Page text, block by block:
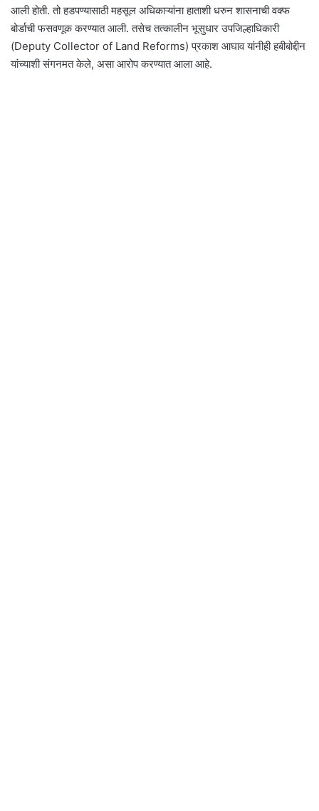
आली होती. तो हडपण्यासाठी महसूल अधिकाऱ्यांना हाताशी धरुन शासनाची वक्फ
बोर्डाची फसवणूक करण्यात आली. तसेच तत्कालीन भूसुधार उपजिल्हाधिकारी
(Deputy Collector of Land Reforms) प्रकाश आघाव यांनीही हबीबोद्दीन
यांच्याशी संगनमत केले, असा आरोप करण्यात आला आहे.